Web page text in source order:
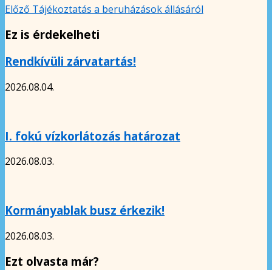
Előző Tájékoztatás a beruházások állásáról
Ez is érdekelheti
Rendkívüli zárvatartás!
2026.08.04.
I. fokú vízkorlátozás határozat
2026.08.03.
Kormányablak busz érkezik!
2026.08.03.
Ezt olvasta már?